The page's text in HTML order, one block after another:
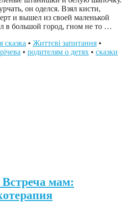
он оделся. Взял кисти,
и вышел из своей маленькой
в большой город, гном не то …
сказка • Життєві запитання •
• родителям о детях • сказки
мам: